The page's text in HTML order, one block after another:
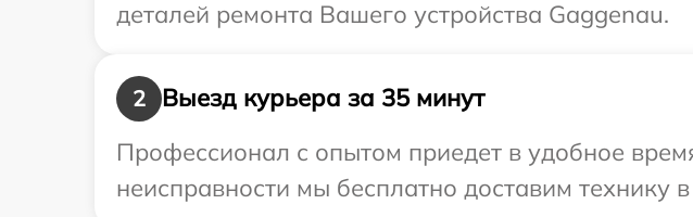
деталей ремонта Вашего устройства Gaggenau.
2
Выезд курьера за 35 минут
Профессионал с опытом приедет в удобное
неисправности мы бесплатно доставим технику